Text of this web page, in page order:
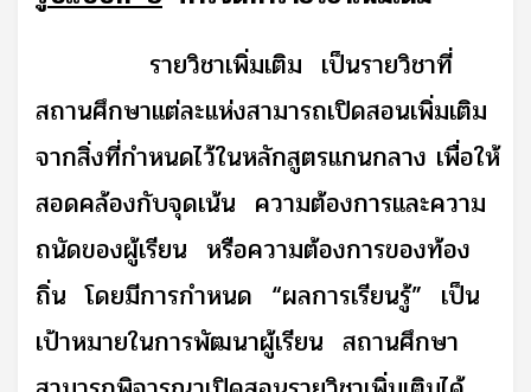
รายวิชาเพิ่มเติม เป็นรายวิชาที่
สถานศึกษาแต่ละแห่งสามารถเปิดสอนเพิ่มเติม
จากสิ่งที่กำหนดไว้ในหลักสูตรแกนกลาง เพื่อให้
สอดคล้องกับจุดเน้น ความต้องการและความ
ถนัดของผู้เรียน หรือความต้องการของท้อง
ถิ่น โดยมีการกำหนด “ผลการเรียนรู้” เป็น
เป้าหมายในการพัฒนาผู้เรียน สถานศึกษา